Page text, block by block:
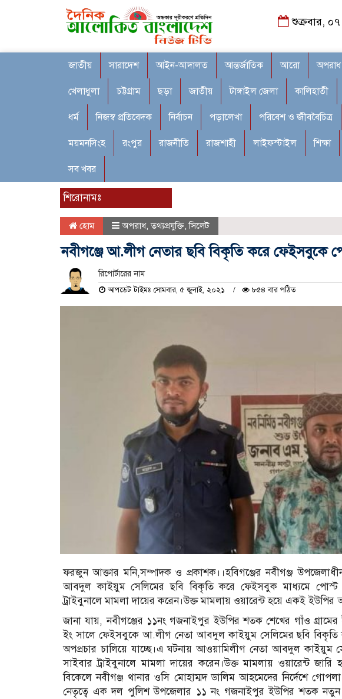
শুক্রবার, ০৭
জাতীয় সারাদেশ আইন-আদালত আন্তর্জাতিক আরো অপরাধ
খেলাধুলা চট্টগ্রাম ছড়া জাতীয় টাঙ্গাইল জেলা কালিহাতী
ধর্ম নিজস্ব প্রতিবেদক নির্বাচন পড়ালেখা পরিবেশ ও জীববৈচিত্র
ময়মনসিংহ রংপুর রাজনীতি রাজশাহী লাইফস্টাইল শিক্ষা
সব খবর
শিরোনামঃ
হোম অপরাধ,তথ্যপ্রযুক্তি,সিলেট
নবীগঞ্জে আ.লীগ নেতার ছবি বিকৃতি করে ফেইসবুকে
রিপোর্টারের নাম
আপডেট টাইমঃ সোমবার, ৫ জুলাই, ২০২১ ৮৫৪ বার পঠিত
ফরজুন আক্তার মনি,সম্পাদক ও প্রকাশক।।হবিগঞ্জের নবীগঞ্জ
আবদুল কাইয়ুম সেলিমের ছবি বিকৃতি করে ফেইসবুক মাধ্যমে পোস্ট
ট্রাইবুনালে মামলা দায়ের করেন।উক্ত মামলায় ওয়ারেন্ট হয়ে একই
জানা যায়, নবীগঞ্জের ১১নং গজনাইপুর ইউপির শতক শেখের গাঁও
ইং সালে ফেইসবুকে আ.লীগ নেতা আবদুল কাইয়ুম সেলিমের ছবি বিকৃতি
অপপ্রচার চালিয়ে যাচ্ছে।এ ঘটনায় আওয়ামিলীগ নেতা আবদুল কাইয়ুম
সাইবার ট্রাইবুনালে মামলা দায়ের করেন।উক্ত মামলায় ওয়ারেন্ট
বিকেলে নবীগঞ্জ থানার ওসি মোহাম্মদ ডালিম আহমেদের নির্দেশে
নেতৃত্বে এক দল পুলিশ উপজেলার ১১ নং গজনাইপুর ইউপির শতক নতুন